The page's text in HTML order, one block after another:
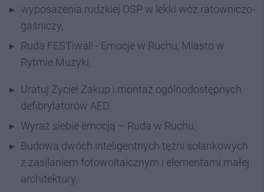
wyposażenia rudzkiej OSP w lekki wóz ratowniczo-
gaśniczy,
Ruda FESTiwal! - Emocje w Ruchu, Miasto w
Rytmie Muzyki,
Uratuj Życie! Zakup i montaż ogólnodostępnych
defibrylatorów AED,
Wyraź siebie emocją – Ruda w Ruchu,
Budowa dwóch inteligentnych tężni solankowych
z zasilaniem fotowoltaicznym i elementami małej
architektury,